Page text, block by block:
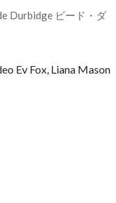
Ev Fox, Liana Mason